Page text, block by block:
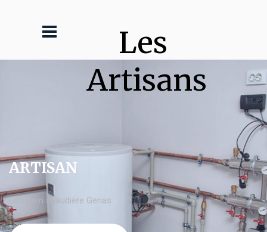
Les
Artisans
ARTISAN
Entretien chaudière Genas